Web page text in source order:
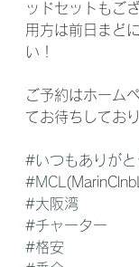
ッドセットもご
用方は前日まど
い！
ご予約はホーム
てお待ちしてお
#いつもありが
#MCL
#大阪湾
#チャーター
#格安